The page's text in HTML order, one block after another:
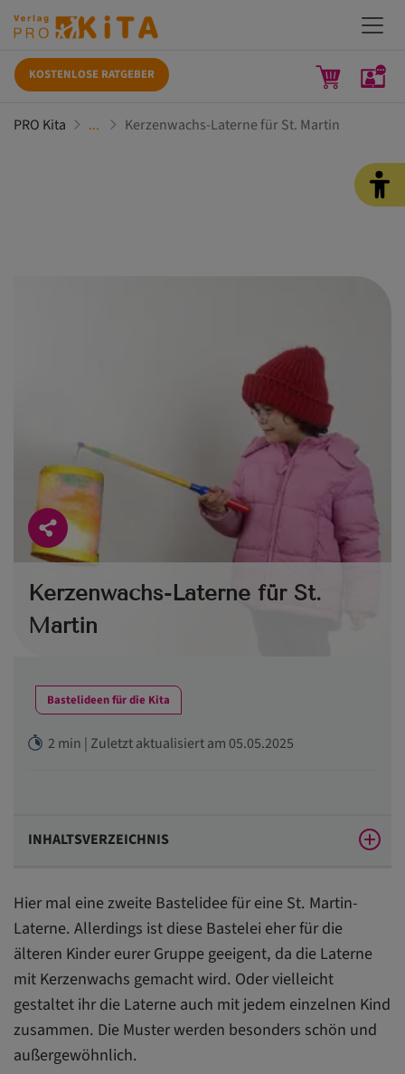
KOSTENLOSE RATGEBER
PRO Kita Kerzenwachs-Laterne für St. Martin
Kerzenwachs-Laterne für St.
Martin
Bastelideen für die Kita
2 min | Zuletzt aktualisiert am 05.05.2025
INHALTSVERZEICHNIS
So wird’s gemacht
Hier mal eine zweite Bastelidee für eine St. Martin-
Laterne. Allerdings ist diese Bastelei eher für die
älteren Kinder eurer Gruppe geeigent, da die Laterne
mit Kerzenwachs gemacht wird. Oder vielleicht
gestaltet ihr die Laterne auch mit jedem einzelnen Kind
zusammen. Die Muster werden besonders schön und
außergewöhnlich.